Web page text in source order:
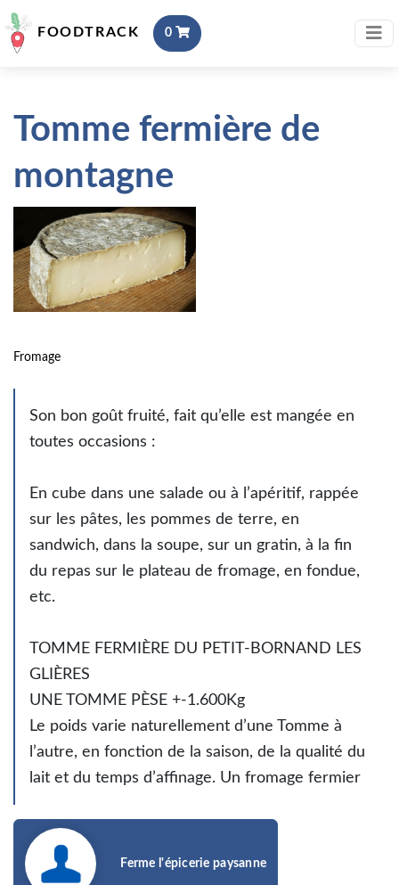
FOODTRACK 0
Tomme fermière de
montagne
Fromage
Son bon goût fruité, fait qu’elle est mangée en
toutes occasions :
En cube dans une salade ou à l’apéritif, rappée
sur les pâtes, les pommes de terre, en
sandwich, dans la soupe, sur un gratin, à la fin
du repas sur le plateau de fromage, en fondue,
etc.
TOMME FERMIÈRE DU PETIT-BORNAND LES
GLIÈRES
UNE TOMME PÈSE +-1.600Kg
Le poids varie naturellement d’une Tomme à
l’autre, en fonction de la saison, de la qualité du
lait et du temps d’affinage. Un fromage fermier
Ferme l'épicerie paysanne